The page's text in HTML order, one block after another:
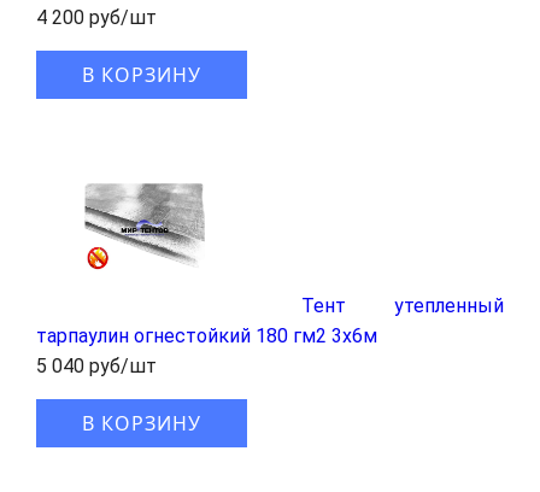
4 200 руб/шт
В КОРЗИНУ
Тент утепленный
тарпаулин огнестойкий 180 гм2 3x6м
5 040 руб/шт
В КОРЗИНУ